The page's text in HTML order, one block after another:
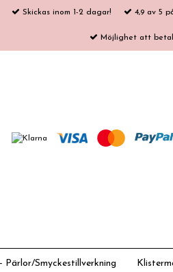
Skickas inom 1-2 dagar! 4,9 av 5
Möjlighet att
Pärlor/Smyckestillverkning